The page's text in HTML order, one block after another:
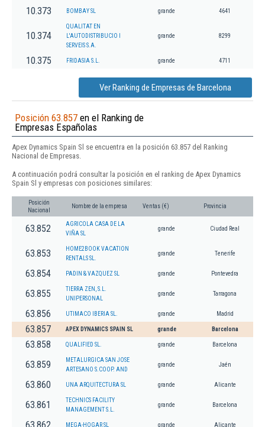
10.373 BOMBAY SL grande 4641
10.374
QUALITAT EN
L'AUTODISTRIBUCIO I
SERVEIS S.A.
grande 8299
10.375 FRIDASIA S.L. grande 4711
Ver Ranking de Empresas de Barcelona
Posición 63.857 en el Ranking de
Empresas Españolas
Apex Dynamics Spain Sl se encuentra en la posición 63.857 del Ranking
Nacional de Empresas.
A continuación podrá consultar la posición en el ranking de Apex Dynamics
Spain Sl y empresas con posiciones similares:
Posición
Nacional
Nombre de la empresa Ventas (€) Provincia
63.852
AGRICOLA CASA DE LA
VIÑA SL
grande Ciudad Real
63.853
HOME2BOOK VACATION
RENTALS SL.
grande Tenerife
63.854 PADIN & VAZQUEZ SL grande Pontevedra
63.855
TIERRA ZEN, S.L.
UNIPERSONAL
grande Tarragona
63.856 UTIMACO IBERIA SL. grande Madrid
63.857 APEX DYNAMICS SPAIN SL grande Barcelona
63.858 QUALIFIED SL. grande Barcelona
63.859
METALURGICA SAN JOSE
ARTESANO S.COOP. AND
grande Jaén
63.860 UNA ARQUITECTURA SL grande Alicante
63.861
TECHNICS FACILITY
MANAGEMENT S.L.
grande Barcelona
MEGA-HOGAR SL grande Alicante